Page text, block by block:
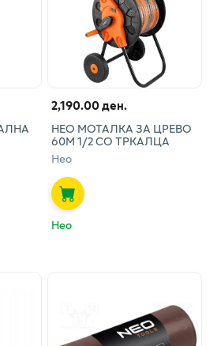
2,190.00 ден.
НЕО МОТАЛКА ЗА ЦРЕВО
60М 1/2 СО ТРКАЛЦА
Нео
Нео